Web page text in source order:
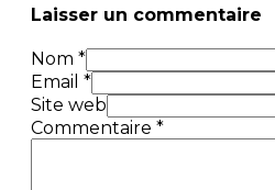
Laisser un commentaire
Nom *
Email *
Site web
Commentaire *